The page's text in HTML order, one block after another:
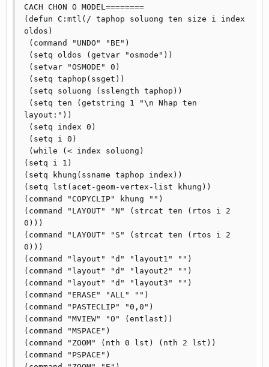
CACH CHON O MODEL========
(defun C:mtl(/ taphop soluong ten size i index
oldos)
layout:"))
(setq i 1)
(setq khung(ssname taphop index))
(setq lst(acet-geom-vertex-list khung))
(command "COPYCLIP" khung "")
(command "LAYOUT" "N" (strcat ten (rtos i 2
0)))
(command "LAYOUT" "S" (strcat ten (rtos i 2
0)))
(command "layout" "d" "layout1" "")
(command "layout" "d" "layout2" "")
(command "layout" "d" "layout3" "")
(command "ERASE" "ALL" "")
(command "PASTECLIP" "0,0")
(command "MVIEW" "O" (entlast))
(command "MSPACE")
(command "ZOOM" (nth 0 lst) (nth 2 lst))
(command "PSPACE")